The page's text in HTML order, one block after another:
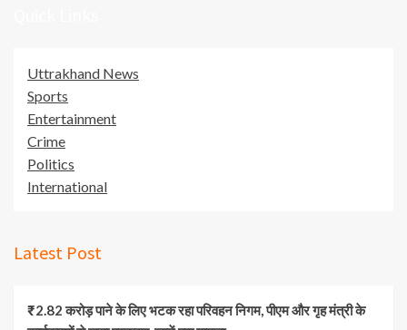
Uttrakhand News
Sports
Entertainment
Crime
Politics
International
Latest Post
₹2.82 करोड़ पाने के लिए भटक रहा परिवहन निगम, पीएम और गृह मंत्री के